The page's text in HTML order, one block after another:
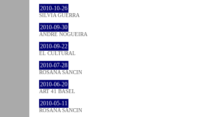
2010-10-26
SÍLVIA GUERRA
2010-09-30
ANDRÉ NOGUEIRA
2010-09-22
EL CULTURAL
2010-07-28
ROSANA SANCIN
2010-06-20
ART 41 BASEL
2010-05-11
ROSANA SANCIN